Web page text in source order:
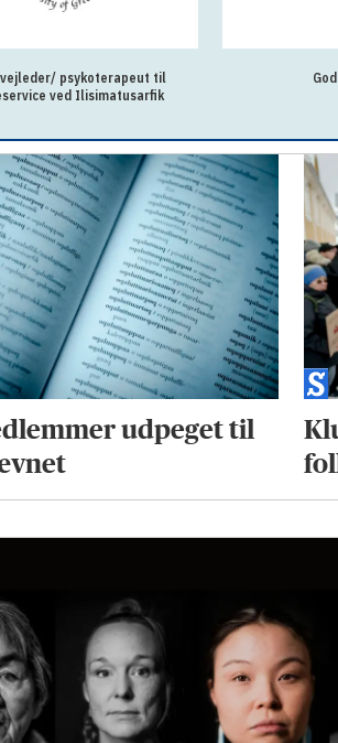
psykoterapeut til
ved Ilisimatusarfik
udpeget til